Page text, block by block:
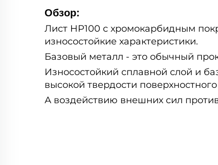
Обзор:
Лист HP100 с хромокарбидным
износостойкие характеристики.
Базовый металл - это обычный
Износостойкий сплавной слой и
высокой твердости
А воздействию внешних сил